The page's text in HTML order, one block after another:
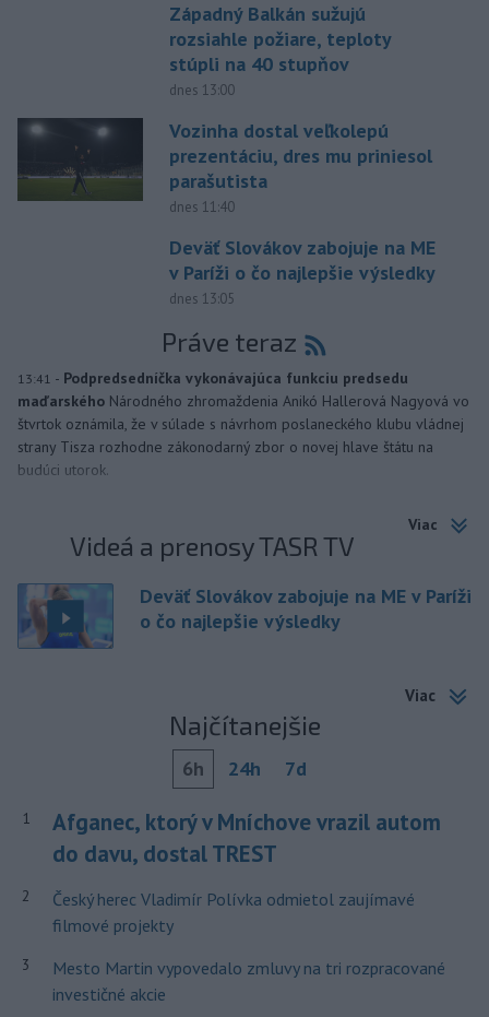
Západný Balkán sužujú
rozsiahle požiare, teploty
stúpli na 40 stupňov
dnes 13:00
Vozinha dostal veľkolepú
prezentáciu, dres mu priniesol
parašutista
dnes 11:40
Deväť Slovákov zabojuje na ME
v Paríži o čo najlepšie výsledky
dnes 13:05
Práve teraz
13:41 - Podpredsedníčka vykonávajúca funkciu predsedu
maďarského Národného zhromaždenia Anikó Hallerová Nagyová vo
štvrtok oznámila, že v súlade s návrhom poslaneckého klubu vládnej
strany Tisza rozhodne zákonodarný zbor o novej hlave štátu na
budúci utorok.
Viac
Videá a prenosy TASR TV
Deväť Slovákov zabojuje na ME v Paríži
o čo najlepšie výsledky
Viac
Najčítanejšie
6h 24h 7d
1
Afganec, ktorý v Mníchove vrazil autom
do davu, dostal TREST
2
Český herec Vladimír Polívka odmietol zaujímavé
filmové projekty
3
Mesto Martin vypovedalo zmluvy na tri rozpracované
investičné akcie